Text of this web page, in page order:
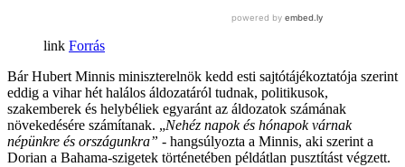
Forrás
Bár Hubert Minnis miniszterelnök kedd esti sajtótájékoztatója szerint
eddig a vihar hét halálos áldozatáról tudnak, politikusok,
szakemberek és helybéliek egyaránt az áldozatok számának
növekedésére számítanak. „Nehéz napok és hónapok várnak
népünkre és országunkra” - hangsúlyozta a Minnis, aki szerint a
Dorian a Bahama-szigetek történetében példátlan pusztítást végzett.